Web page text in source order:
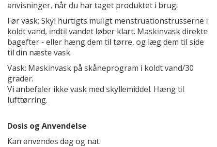
anvisninger, når du har taget produktet i brug:
Før vask: Skyl hurtigts muligt menstruationstrusserne i
koldt vand, indtil vandet løber klart. Maskinvask direkte
bagefter - eller hæng dem til tørre, og læg dem til side
til din næste vask.
Vask: Maskinvask på skåneprogram i koldt vand/30
grader.
Vi anbefaler ikke vask med skyllemiddel. Hæng til
lufttørring.
Dosis og Anvendelse
Kan anvendes dag og nat.